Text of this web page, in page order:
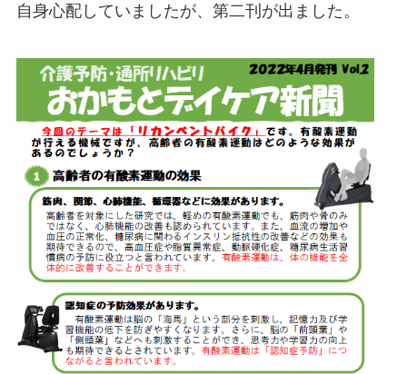
自身心配していましたが、第二刊が出ました。